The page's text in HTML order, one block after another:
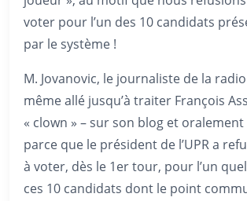
voter pour l’un des 10 candidats
par le système !
M. Jovanovic, le journaliste de la
même allé jusqu’à traiter François
« clown » – sur son blog et oralement
parce que le président de l’UPR a
à voter, dès le 1er tour, pour l’un
ces 10 candidats dont le point